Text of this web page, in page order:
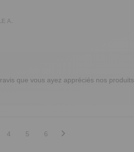
que vous ayez appréciés nos produits.
4 5 6